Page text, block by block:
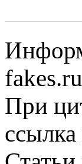
При
ссылка